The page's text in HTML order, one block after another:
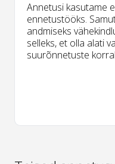
Annetusi kasutame
ennetustööks.
andmiseks
selleks, et olla alati
suurõnnetuste